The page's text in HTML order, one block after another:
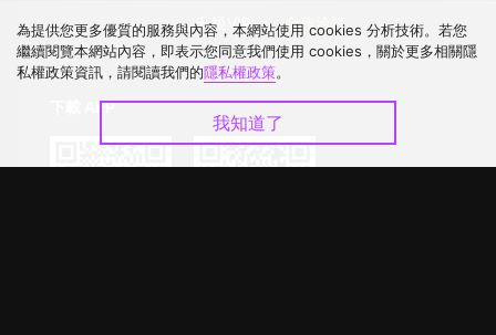
升級VIP
合作洽談
下載 APP
為提供您更多優質的服務與內容，本網站使用 cookies 分析技術。若您
繼續閱覽本網站內容，即表示您同意我們使用 cookies，關於更多相關隱
私權政策資訊，請閱讀我們的隱私權政策。
我知道了